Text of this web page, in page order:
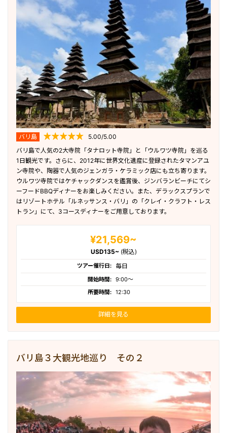
バリ島
5.00/5.00
バリ島で人気の2大寺院「タナロット寺院」と「ウルワツ寺院」を巡る
1日観光です。さらに、2012年に世界文化遺産に登録されたタマンアユ
ン寺院や、陶器で人気のジェンガラ・ケラミック店にも立ち寄ります。
ウルワツ寺院ではケチャックダンスを鑑賞後、ジンバランビーチにてシ
ーフードBBQディナーをお楽しみください。また、デラックスプランで
はリゾートホテル「ルネッサンス・バリ」の「クレイ・クラフト・レス
トラン」にて、3コースディナーをご用意しております。
¥21,569~
USD135~ (税込)
ツアー催行日: 毎日
開始時間: 9:00〜
所要時間: 12:30
詳細を見る
バリ島３大観光地巡り その２